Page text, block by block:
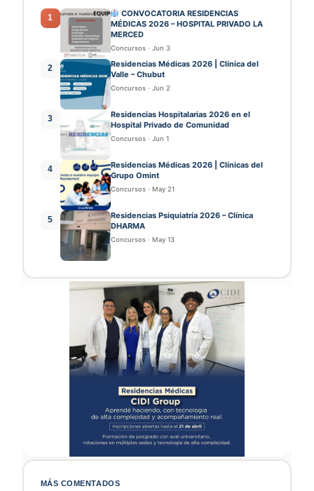
1
CONVOCATORIA RESIDENCIAS
MÉDICAS 2026 – HOSPITAL PRIVADO LA
MERCED
Concursos · Jun 3
2
Residencias Médicas 2026 | Clínica del
Valle – Chubut
Concursos · Jun 2
3
Residencias Hospitalarias 2026 en el
Hospital Privado de Comunidad
Concursos · Jun 1
4
Residencias Médicas 2026 | Clínicas del
Grupo Omint
Concursos · May 21
5
Residencias Psiquiatría 2026 – Clínica
DHARMA
Concursos · May 13
MÁS COMENTADOS